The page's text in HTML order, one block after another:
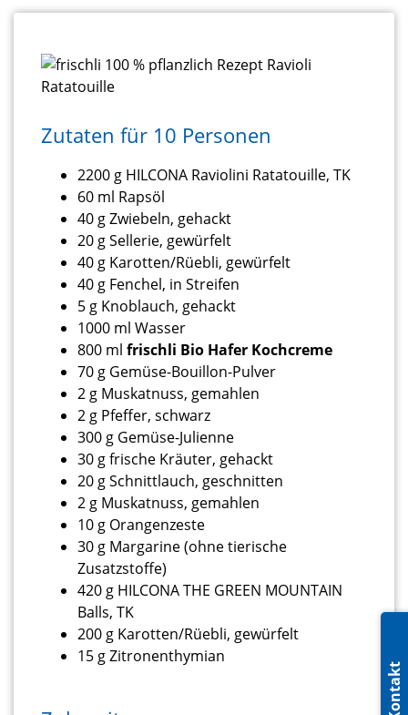
Zutaten für 10 Personen
2200 g HILCONA Raviolini Ratatouille, TK
60 ml Rapsöl
40 g Zwiebeln, gehackt
20 g Sellerie, gewürfelt
40 g Karotten/Rüebli, gewürfelt
40 g Fenchel, in Streifen
5 g Knoblauch, gehackt
1000 ml Wasser
800 ml frischli Bio Hafer Kochcreme
70 g Gemüse-Bouillon-Pulver
2 g Muskatnuss, gemahlen
2 g Pfeffer, schwarz
300 g Gemüse-Julienne
30 g frische Kräuter, gehackt
20 g Schnittlauch, geschnitten
2 g Muskatnuss, gemahlen
10 g Orangenzeste
30 g Margarine (ohne tierische
Zusatzstoffe)
420 g HILCONA THE GREEN MOUNTAIN
Balls, TK
200 g Karotten/Rüebli, gewürfelt
15 g Zitronenthymian
Kontakt